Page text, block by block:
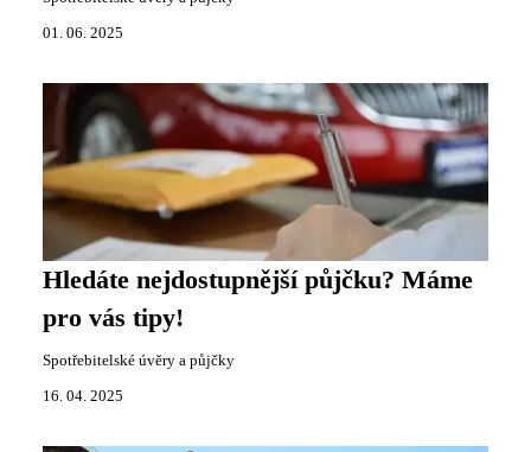
01. 06. 2025
Hledáte nejdostupnější půjčku? Máme
pro vás tipy!
Spotřebitelské úvěry a půjčky
16. 04. 2025